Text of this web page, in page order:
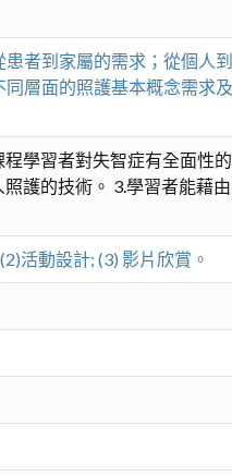
者到家屬的需求；從個人
層面的照護基本概念需求
學習者對失智症有全面性
護的技術。 3.學習者能藉
活動設計; (3) 影片欣賞。